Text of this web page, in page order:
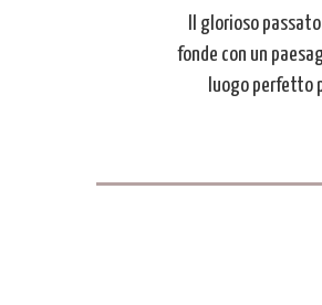
Il glorioso
fonde con un
luogo perfetto